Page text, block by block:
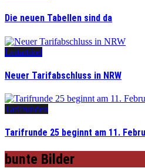
Die neuen Tabellen sind da
Leitartikel
Neuer Tarifabschluss in NRW
Tarifrunden
Tarifrunde 25 beginnt am 11.
bunte Bilder